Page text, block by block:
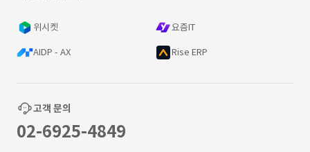
위시켓 요즘IT
AIDP - AX Rise ERP
고객 문의
02-6925-4849